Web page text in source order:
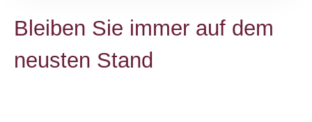
Bleiben Sie immer auf dem
neusten Stand